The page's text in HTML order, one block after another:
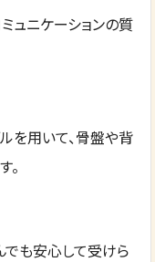
ュニケーションの質
を用いて、骨盤や背
。
でも安心して受けら